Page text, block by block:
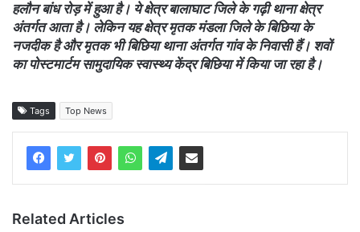
हलौन बांध रोड़ में हुआ है। ये क्षेत्र बालाघाट जिले के गढ़ी थाना क्षेत्र
अंतर्गत आता है। लेकिन यह क्षेत्र मृतक मंडला जिले के बिछिया के
नजदीक है और मृतक भी बिछिया थाना अंतर्गत गांव के निवासी हैं। शवों
का पोस्टमार्टम सामुदायिक स्वास्थ्य केंद्र बिछिया में किया जा रहा है।
Tags Top News
Related Articles